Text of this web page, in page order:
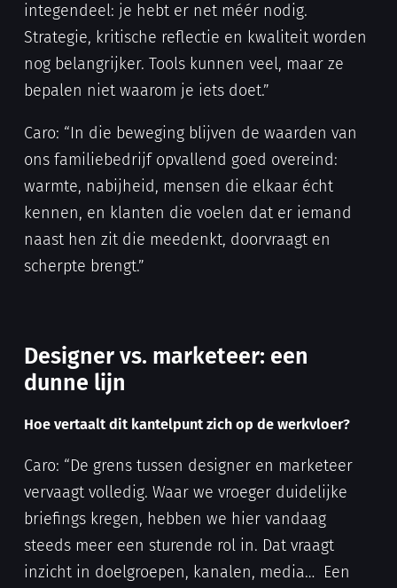
integendeel: je hebt er net méér nodig.
Strategie, kritische reflectie en kwaliteit worden
nog belangrijker. Tools kunnen veel, maar ze
bepalen niet waarom je iets doet.”
Caro: “In die beweging blijven de waarden van
ons familiebedrijf opvallend goed overeind:
warmte, nabijheid, mensen die elkaar écht
kennen, en klanten die voelen dat er iemand
naast hen zit die meedenkt, doorvraagt en
scherpte brengt.”
Designer vs. marketeer: een
dunne lijn
Hoe vertaalt dit kantelpunt zich op de werkvloer?
Caro: “De grens tussen designer en marketeer
vervaagt volledig. Waar we vroeger duidelijke
briefings kregen, hebben we hier vandaag
steeds meer een sturende rol in. Dat vraagt
inzicht in doelgroepen, kanalen, media… Een